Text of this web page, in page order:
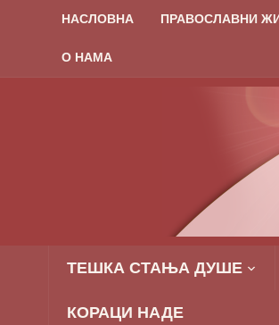
НАСЛОВНА ПРАВОСЛАВНИ
О НАМА
ТЕШКА СТАЊА ДУШЕ
КОРАЦИ НАДЕ